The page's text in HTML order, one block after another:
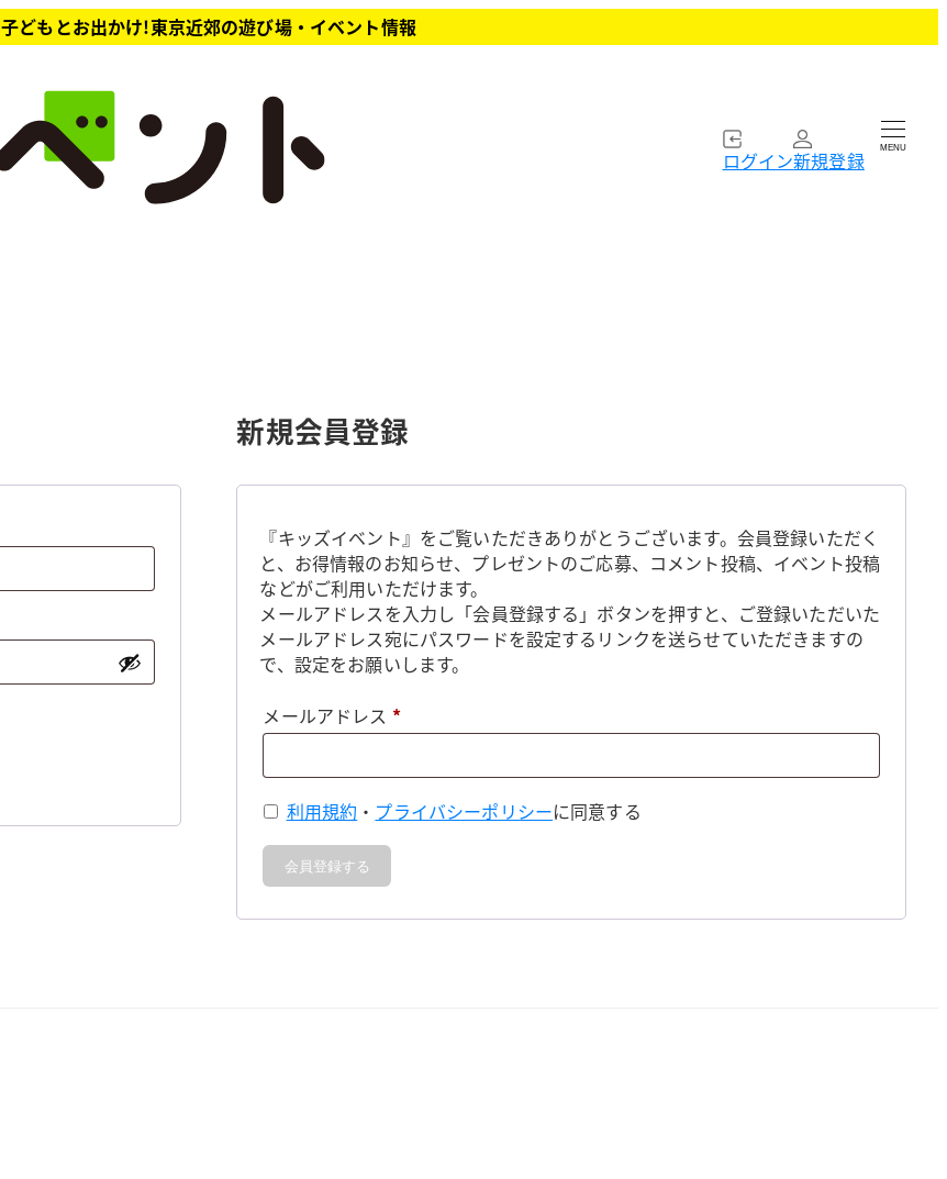
子どもとお出かけ!東京近郊の遊び場・イベント情報
ログイン新規登録 MENU
新規会員登録
『キッズイベント』をご覧いただきありがとうございます。会員登録いただく
と、お得情報のお知らせ、プレゼントのご応募、コメント投稿、イベント投稿
などがご利用いただけます。
メールアドレスを入力し「会員登録する」ボタンを押すと、ご登録いただいた
メールアドレス宛にパスワードを設定するリンクを送らせていただきますの
で、設定をお願いします。
メールアドレス *必
利用規約 ・ プライバシーポリシーに同意する
会員登録する